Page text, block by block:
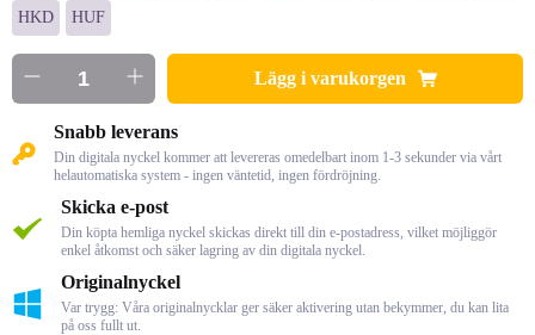
HKD HUF
Lägg i varukorgen
Snabb leverans
Din digitala nyckel kommer att levereras omedelbart inom 1-3 sekunder via vårt
helautomatiska system - ingen väntetid, ingen fördröjning.
Skicka e-post
Din köpta hemliga nyckel skickas direkt till din e-postadress, vilket möjliggör
enkel åtkomst och säker lagring av din digitala nyckel.
Originalnyckel
Var trygg: Våra originalnycklar ger säker aktivering utan bekymmer, du kan lita
på oss fullt ut.